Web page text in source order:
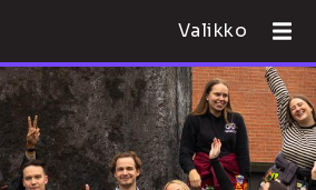
Valikko